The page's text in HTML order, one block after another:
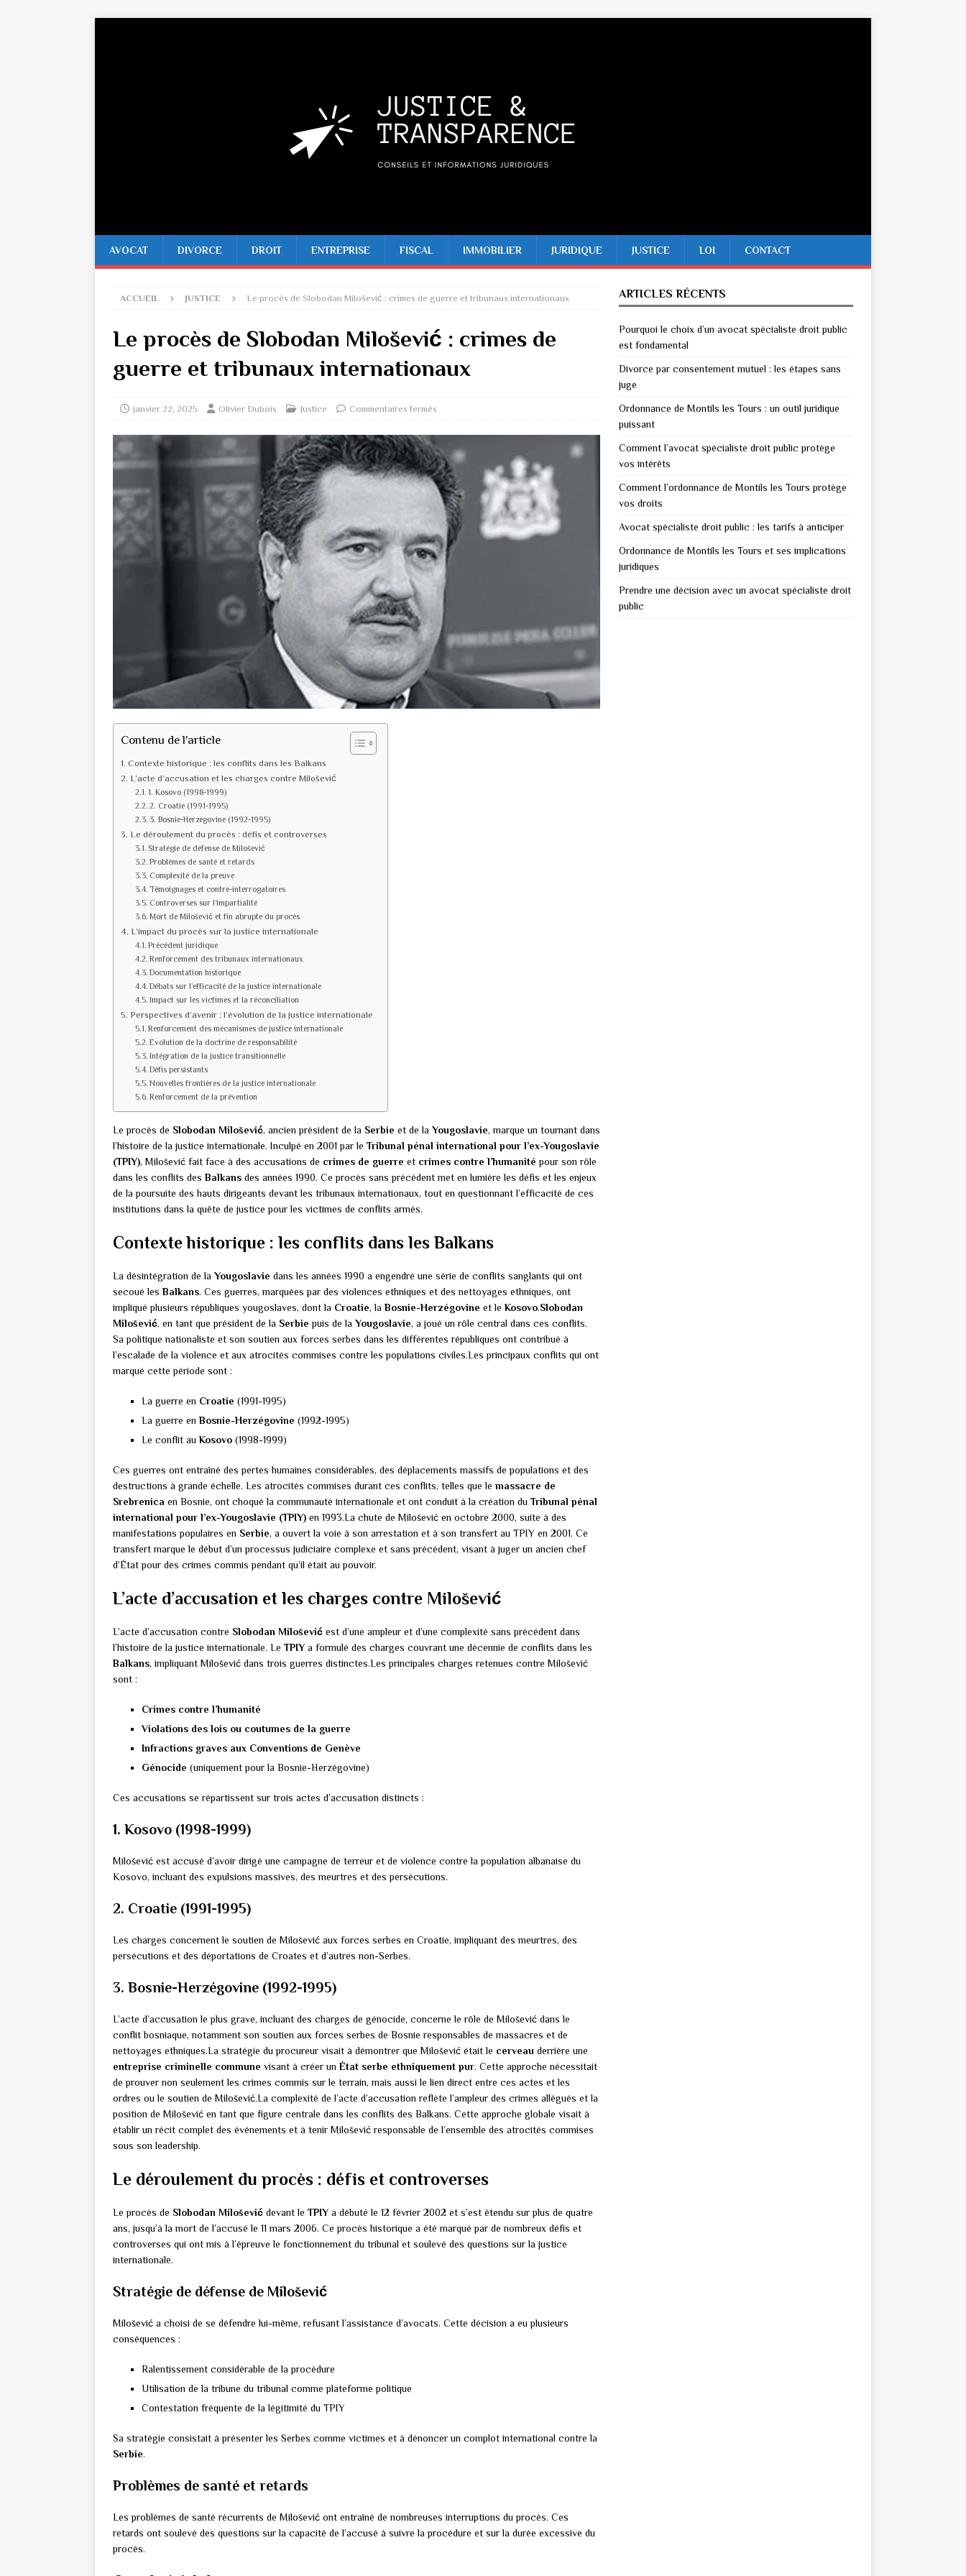
AVOCAT DIVORCE DROIT ENTREPRISE FISCAL IMMOBILIER JURIDIQUE JUSTICE LOI CONTACT
ACCUEIL JUSTICE Le procès de Slobodan Milošević : crimes de guerre et tribunaux internationaux
Le procès de Slobodan Milošević : crimes de
guerre et tribunaux internationaux
janvier 22, 2025 Olivier Dubois Justice Commentaires fermés
Contenu de l'article
Contexte historique : les conflits dans les Balkans
L’acte d’accusation et les charges contre Milošević
1. Kosovo (1998-1999)
2. Croatie (1991-1995)
3. Bosnie-Herzégovine (1992-1995)
Le déroulement du procès : défis et controverses
Stratégie de défense de Milošević
Problèmes de santé et retards
Complexité de la preuve
Témoignages et contre-interrogatoires
Controverses sur l’impartialité
Mort de Milošević et fin abrupte du procès
L’impact du procès sur la justice internationale
Précédent juridique
Renforcement des tribunaux internationaux
Documentation historique
Débats sur l’efficacité de la justice internationale
Impact sur les victimes et la réconciliation
Perspectives d’avenir : l’évolution de la justice internationale
Renforcement des mécanismes de justice internationale
Évolution de la doctrine de responsabilité
Intégration de la justice transitionnelle
Défis persistants
Nouvelles frontières de la justice internationale
Renforcement de la prévention
Le procès de Slobodan Milošević, ancien président de la Serbie et de laYougoslavie, marque un tournant dans
l’histoire de la justice internationale. Inculpé en 2001 par le Tribunal pénal international pour l’ex-Yougoslavie
(TPIY), Milošević fait face à des accusations de crimes de guerre et crimes contre l’humanité pour son rôle
dans les conflits desBalkans des années 1990. Ce procès sans précédent met en lumière les défis et les enjeux
de la poursuite des hauts dirigeants devant les tribunaux internationaux, tout en questionnant l’efficacité de ces
institutions dans la quête de justice pour les victimes de conflits armés.
Contexte historique : les conflits dans les Balkans
La désintégration de laYougoslavie dans les années 1990 a engendré une série de conflits sanglants qui ont
secoué lesBalkans. Ces guerres, marquées par des violences ethniques et des nettoyages ethniques, ont
impliqué plusieurs républiques yougoslaves, dont la Croatie, laBosnie-Herzégovine et leKosovo.Slobodan
Milošević, en tant que président de la Serbie puis de laYougoslavie, a joué un rôle central dans ces conflits.
Sa politique nationaliste et son soutien aux forces serbes dans les différentes républiques ont contribué à
l’escalade de la violence et aux atrocités commises contre les populations civiles.Les principaux conflits qui ont
marqué cette période sont :
La guerre en Croatie (1991-1995)
La guerre enBosnie-Herzégovine (1992-1995)
Le conflit auKosovo (1998-1999)
Ces guerres ont entraîné des pertes humaines considérables, des déplacements massifs de populations et des
destructions à grande échelle. Les atrocités commises durant ces conflits, telles que le massacre de
Srebrenica en Bosnie, ont choqué la communauté internationale et ont conduit à la création du Tribunal pénal
international pour l’ex-Yougoslavie (TPIY) en 1993.La chute de Milošević en octobre 2000, suite à des
manifestations populaires en Serbie, a ouvert la voie à son arrestation et à son transfert au TPIY en 2001. Ce
transfert marque le début d’un processus judiciaire complexe et sans précédent, visant à juger un ancien chef
d’État pour des crimes commis pendant qu’il était au pouvoir.
L’acte d’accusation et les charges contre Milošević
L’acte d’accusation contre Slobodan Milošević est d’une ampleur et d’une complexité sans précédent dans
l’histoire de la justice internationale. Le TPIY a formulé des charges couvrant une décennie de conflits dans les
Balkans, impliquant Milošević dans trois guerres distinctes.Les principales charges retenues contre Milošević
sont :
Crimes contre l’humanité
Violations des lois ou coutumes de la guerre
Infractions graves aux Conventions de Genève
Génocide (uniquement pour la Bosnie-Herzégovine)
Ces accusations se répartissent sur trois actes d’accusation distincts :
1. Kosovo (1998-1999)
Milošević est accusé d’avoir dirigé une campagne de terreur et de violence contre la population albanaise du
Kosovo, incluant des expulsions massives, des meurtres et des persécutions.
2. Croatie (1991-1995)
Les charges concernent le soutien de Milošević aux forces serbes en Croatie, impliquant des meurtres, des
persécutions et des déportations de Croates et d’autres non-Serbes.
3. Bosnie-Herzégovine (1992-1995)
L’acte d’accusation le plus grave, incluant des charges de génocide, concerne le rôle de Milošević dans le
conflit bosniaque, notamment son soutien aux forces serbes de Bosnie responsables de massacres et de
nettoyages ethniques.La stratégie du procureur visait à démontrer que Milošević était le cerveau derrière une
entreprise criminelle commune visant à créer un État serbe ethniquement pur. Cette approche nécessitait
de prouver non seulement les crimes commis sur le terrain, mais aussi le lien direct entre ces actes et les
ordres ou le soutien de Milošević.La complexité de l’acte d’accusation reflète l’ampleur des crimes allégués et la
position de Milošević en tant que figure centrale dans les conflits des Balkans. Cette approche globale visait à
établir un récit complet des événements et à tenir Milošević responsable de l’ensemble des atrocités commises
sous son leadership.
Le déroulement du procès : défis et controverses
Le procès de Slobodan Milošević devant le TPIY a débuté le 12 février 2002 et s’est étendu sur plus de quatre
ans, jusqu’à la mort de l’accusé le 11 mars 2006. Ce procès historique a été marqué par de nombreux défis et
controverses qui ont mis à l’épreuve le fonctionnement du tribunal et soulevé des questions sur la justice
internationale.
Stratégie de défense de Milošević
Milošević a choisi de se défendre lui-même, refusant l’assistance d’avocats. Cette décision a eu plusieurs
conséquences :
Ralentissement considérable de la procédure
Utilisation de la tribune du tribunal comme plateforme politique
Contestation fréquente de la légitimité du TPIY
Sa stratégie consistait à présenter les Serbes comme victimes et à dénoncer un complot international contre la
Serbie.
Problèmes de santé et retards
Les problèmes de santé récurrents de Milošević ont entraîné de nombreuses interruptions du procès. Ces
retards ont soulevé des questions sur la capacité de l’accusé à suivre la procédure et sur la durée excessive du
procès.
ARTICLES RÉCENTS
Pourquoi le choix d’un avocat spécialiste droit public
est fondamental
Divorce par consentement mutuel : les étapes sans
juge
Ordonnance de Montils les Tours : un outil juridique
puissant
Comment l’avocat spécialiste droit public protège
vos intérêts
Comment l’ordonnance de Montils les Tours protège
vos droits
Avocat spécialiste droit public : les tarifs à anticiper
Ordonnance de Montils les Tours et ses implications
juridiques
Prendre une décision avec un avocat spécialiste droit
public